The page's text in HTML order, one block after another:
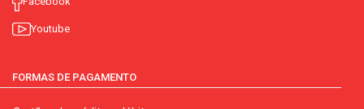
Youtube
FORMAS DE PAGAMENTO